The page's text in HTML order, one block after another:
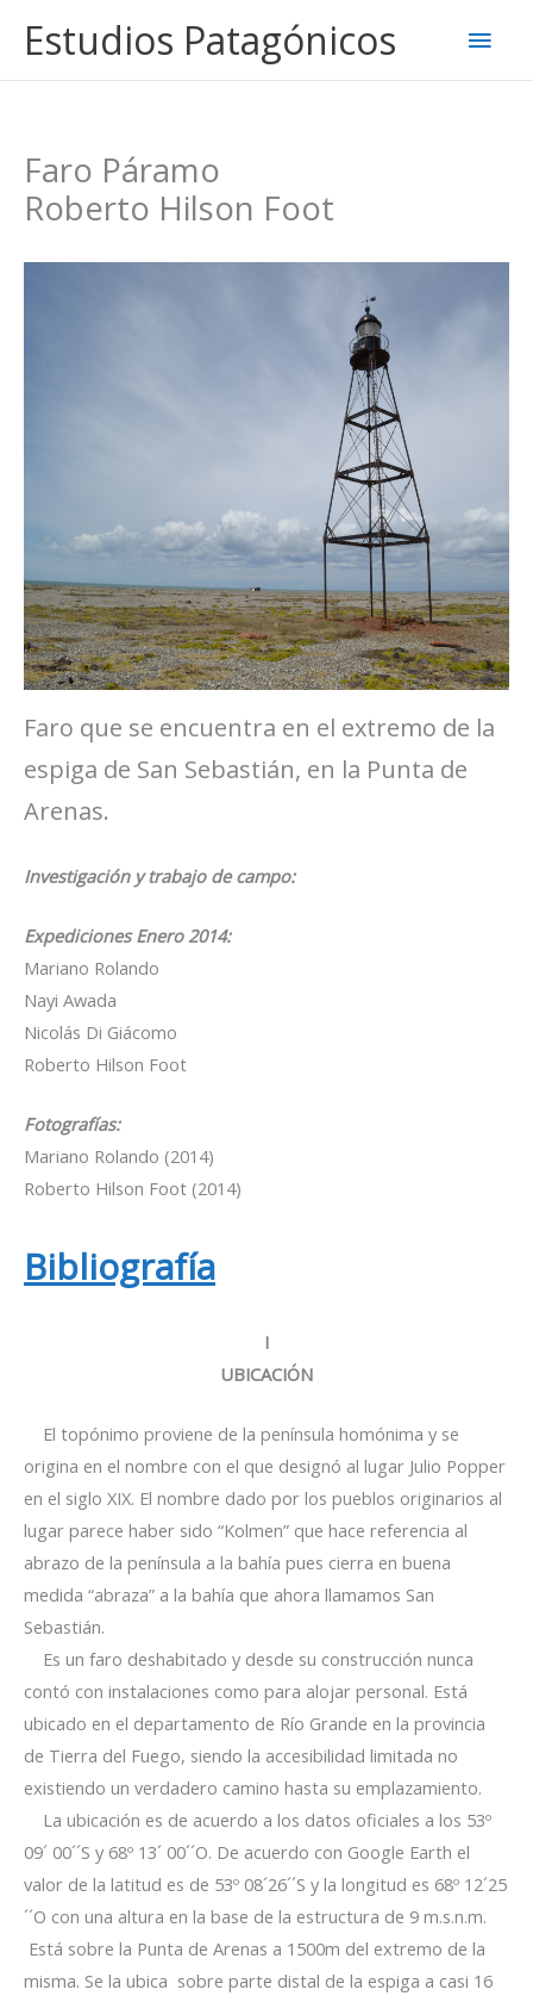
contenido
Estudios Patagónicos
Faro Páramo
Roberto Hilson Foot
Faro que se encuentra en el extremo de la
espiga de San Sebastián, en la Punta de
Arenas.
Investigación y trabajo de campo:
Expediciones Enero 2014:
Mariano Rolando
Nayi Awada
Nicolás Di Giácomo
Roberto Hilson Foot
Fotografías:
Mariano Rolando (2014)
Roberto Hilson Foot (2014)
Bibliografía
I
UBICACIÓN
El topónimo proviene de la península homónima y se
origina en el nombre con el que designó al lugar Julio Popper
en el siglo XIX. El nombre dado por los pueblos originarios al
lugar parece haber sido “Kolmen” que hace referencia al
abrazo de la península a la bahía pues cierra en buena
medida “abraza” a la bahía que ahora llamamos San
Sebastián.
Es un faro deshabitado y desde su construcción nunca
contó con instalaciones como para alojar personal. Está
ubicado en el departamento de Río Grande en la provincia
de Tierra del Fuego, siendo la accesibilidad limitada no
existiendo un verdadero camino hasta su emplazamiento.
La ubicación es de acuerdo a los datos oficiales a los 53º
09´ 00´´S y 68º 13´ 00´´O. De acuerdo con Google Earth el
valor de la latitud es de 53º 08´26´´S y la longitud es 68º 12´25
´´O con una altura en la base de la estructura de 9 m.s.n.m.
Está sobre la Punta de Arenas a 1500m del extremo de la
misma. Se la ubica sobre parte distal de la espiga a casi 16